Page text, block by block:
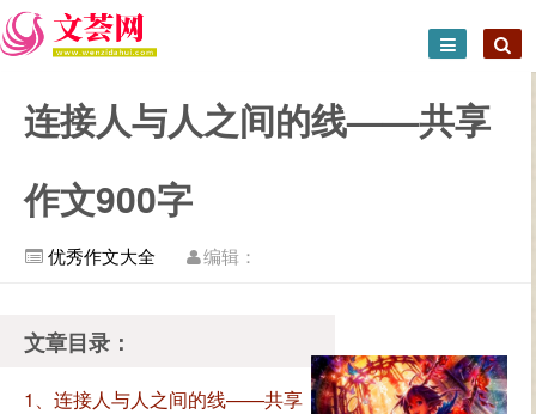
连接人与人之间的线——共享
作文900字
优秀作文大全 编辑：
文章目录：
1、连接人与人之间的线——共享